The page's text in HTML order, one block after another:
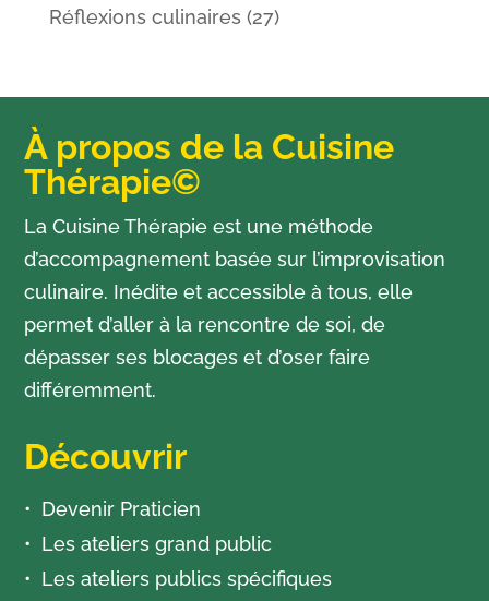
Réflexions culinaires (27)
À propos de la Cuisine
Thérapie©
La Cuisine Thérapie est une méthode
d’accompagnement basée sur l’improvisation
culinaire. Inédite et accessible à tous, elle
permet d’aller à la rencontre de soi, de
dépasser ses blocages et d’oser faire
différemment.
Découvrir
Devenir Praticien
Les ateliers grand public
Les ateliers publics spécifiques